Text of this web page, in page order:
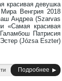
красивая девушка
Венгрия 2018
Андреа (Szarvas
«Самая красивая
Патрисия
(Józsa Eszter)
Подробнее